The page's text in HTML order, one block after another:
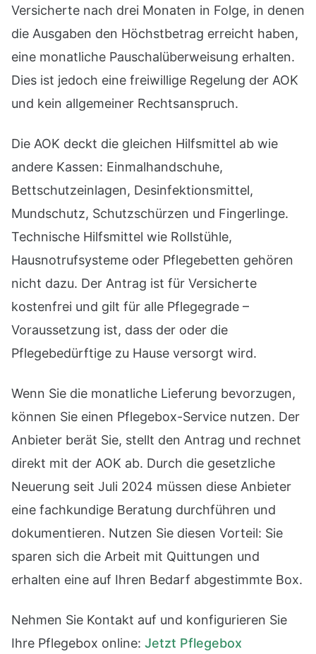
Versicherte nach drei Monaten in Folge, in denen
die Ausgaben den Höchstbetrag erreicht haben,
eine monatliche Pauschalüberweisung erhalten.
Dies ist jedoch eine freiwillige Regelung der AOK
und kein allgemeiner Rechtsanspruch.
Die AOK deckt die gleichen Hilfsmittel ab wie
andere Kassen: Einmalhandschuhe,
Bettschutzeinlagen, Desinfektionsmittel,
Mundschutz, Schutzschürzen und Fingerlinge.
Technische Hilfsmittel wie Rollstühle,
Hausnotrufsysteme oder Pflegebetten gehören
nicht dazu. Der Antrag ist für Versicherte
kostenfrei und gilt für alle Pflegegrade –
Voraussetzung ist, dass der oder die
Pflegebedürftige zu Hause versorgt wird.
Wenn Sie die monatliche Lieferung bevorzugen,
können Sie einen Pflegebox-Service nutzen. Der
Anbieter berät Sie, stellt den Antrag und rechnet
direkt mit der AOK ab. Durch die gesetzliche
Neuerung seit Juli 2024 müssen diese Anbieter
eine fachkundige Beratung durchführen und
dokumentieren. Nutzen Sie diesen Vorteil: Sie
sparen sich die Arbeit mit Quittungen und
erhalten eine auf Ihren Bedarf abgestimmte Box.
Nehmen Sie Kontakt auf und konfigurieren Sie
Ihre Pflegebox online: Jetzt Pflegebox